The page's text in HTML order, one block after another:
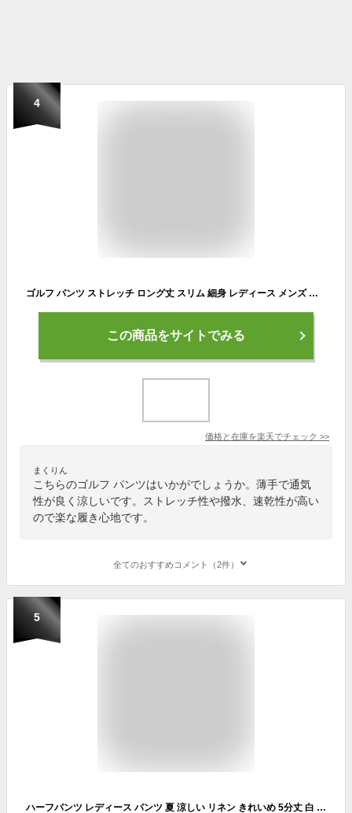
4
ゴルフ パンツ ストレッチ ロング丈 スリム 細身 レディース メンズ 涼しい 春 夏 撥水 速乾 薄手 UVカット 男女兼用 レインパンツ キャンプ アウトドア フェス 大きいサイズ NAGP-60
この商品をサイトでみる
価格と在庫を楽天でチェック >>
まくりん
こちらのゴルフ パンツはいかがでしょうか。薄手で通気
性が良く涼しいです。ストレッチ性や撥水、速乾性が高い
ので楽な履き心地です。
全てのおすすめコメント（2件）
5
ハーフパンツ レディース パンツ 夏 涼しい リネン きれいめ 5分丈 白 大きいサイズ 膝丈 かわいい ウエストゴム ストレッチ ショートパンツ 短パン ひんやり バミューダショーツ ゴルフ スポーツ 接触冷感 麻 30 40代 50代 60代 おしゃれ カジュアル